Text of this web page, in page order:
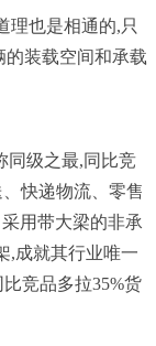
理也是相通的,只
装载空间和承载
同级之最,同比竞
快递物流、零售
用带大梁的非承
,成就其行业唯一
竞品多拉35%货